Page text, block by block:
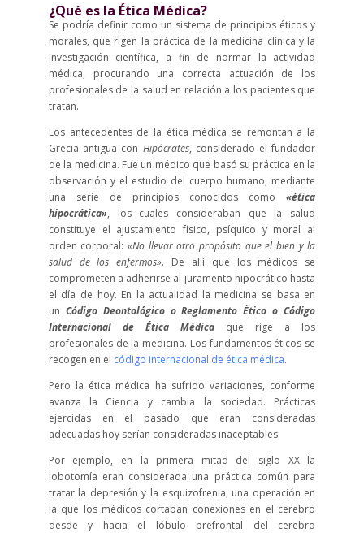
¿Qué es la Ética Médica?
Se podría definir como un sistema de principios éticos y
morales, que rigen la práctica de la medicina clínica y la
investigación científica, a fin de normar la actividad
médica, procurando una correcta actuación de los
profesionales de la salud en relación a los pacientes que
tratan.
Los antecedentes de la ética médica se remontan a la
Grecia antigua con Hipócrates, considerado el fundador
de la medicina. Fue un médico que basó su práctica en la
observación y el estudio del cuerpo humano, mediante
una serie de principios conocidos como «ética
hipocrática», los cuales consideraban que la salud
constituye el ajustamiento físico, psíquico y moral al
orden corporal:«No llevar otro propósito que el bien y la
salud de los enfermos». De allí que los médicos se
comprometen a adherirse al juramento hipocrático hasta
el día de hoy. En la actualidad la medicina se basa en
un Código Deontológico o Reglamento Ético o Código
Internacional de Ética Médicaque rige a los
profesionales de la medicina. Los fundamentos éticos se
recogen en el código internacional de ética médica.
Pero la ética médica ha sufrido variaciones, conforme
avanza la Ciencia y cambia la sociedad. Prácticas
ejercidas en el pasado que eran consideradas
adecuadas hoy serían consideradas inaceptables.
Por ejemplo, en la primera mitad del siglo XX la
lobotomía eran considerada una práctica común para
tratar la depresión y la esquizofrenia, una operación en
la que los médicos cortaban conexiones en el cerebro
desde y hacia el lóbulo prefrontal del cerebro